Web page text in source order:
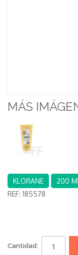
MÁS
KLORANE
200 ML
REF: 185578
Cantidad: